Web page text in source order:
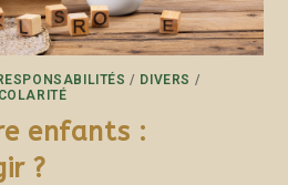
/ DIVERS /
enfants :
?